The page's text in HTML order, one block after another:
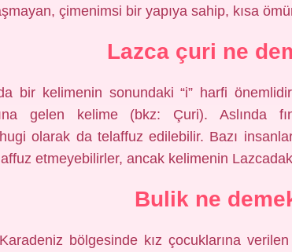
çimenimsi bir yapıya sahip, kısa
Lazca çuri ne
bir kelimenin sonundaki “i” harfi
gelen kelime (bkz: Çuri). Aslında
olarak da telaffuz edilebilir. Bazı
etmeyebilirler, ancak kelimenin Lazcadaki
Bulik ne
bölgesinde kız çocuklarına